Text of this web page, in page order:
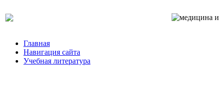
Главная
Навигация сайта
Учебная литература